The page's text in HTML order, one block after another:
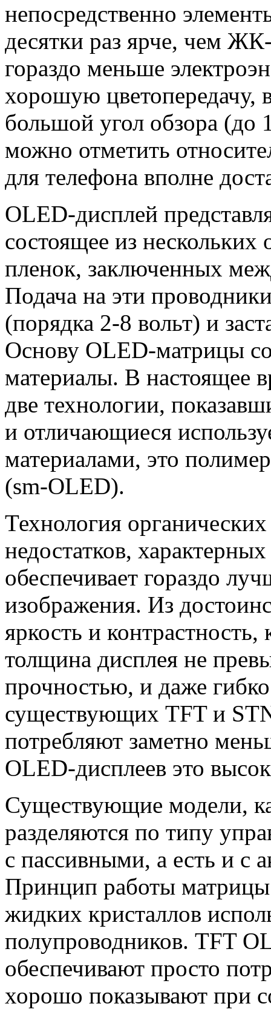
непосредственно
десятки раз ярче, чем
гораздо меньше
хорошую цветопередачу,
большой угол обзора (до
можно отметить
для телефона вполне
OLED-дисплей
состоящее из нескольких
пленок, заключенных
Подача на эти
(порядка 2-8 вольт) и
Основу OLED-матрицы
материалы. В настоящее
две технологии,
и отличающиеся
материалами, это
(sm-OLED).
Технология
недостатков,
обеспечивает гораздо
изображения. Из
яркость и контрастность,
толщина дисплея не
прочностью, и даже
существующих TFT и
потребляют заметно
OLED-дисплеев это
Существующие модели,
разделяются по типу
с пассивными, а есть и с
Принцип работы матрицы
жидких кристаллов
полупроводников. TFT
обеспечивают просто
хорошо показывают при